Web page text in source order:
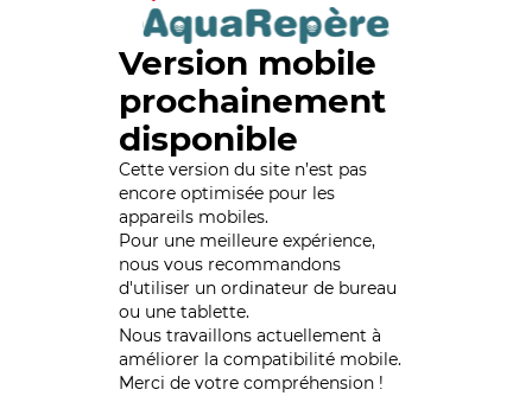
Version mobile
prochainement
disponible
Cette version du site n’est pas
encore optimisée pour les
appareils mobiles.
Pour une meilleure expérience,
nous vous recommandons
d'utiliser un ordinateur de bureau
ou une tablette.
Nous travaillons actuellement à
améliorer la compatibilité mobile.
Merci de votre compréhension !